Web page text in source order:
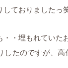
しておりましたっ
・・埋もれていた
したのですが、高